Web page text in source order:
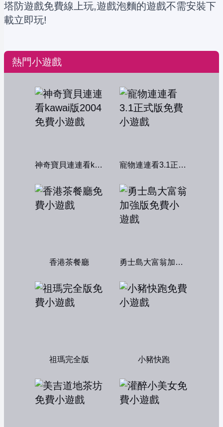
塔防遊戲免費線上玩,遊戲泡麵的遊戲不需安裝下
載立即玩!
熱門小遊戲
神奇寶貝連連看kawai版2004 寵物連連看3.1正式版
香港茶餐廳 勇士島大富翁加強版
祖瑪完全版 小豬快跑